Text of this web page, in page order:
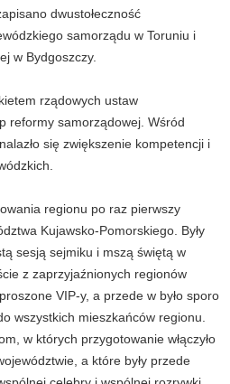
dwustołeczność
samorządu w Toruniu i
w Bydgoszczy.
rządowych ustaw
reformy samorządowej. Wśród
się zwiększenie kompetencji i
regionu po raz pierwszy
Kujawsko-Pomorskiego. Były
sesją sejmiku i mszą świętą w
z zaprzyjaźnionych regionów
VIP-y, a przede w było sporo
wszystkich mieszkańców regionu.
w których przygotowanie włączyło
a które były przede